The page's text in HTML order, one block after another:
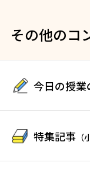
その他のコ
今日の授業
特集記事 （